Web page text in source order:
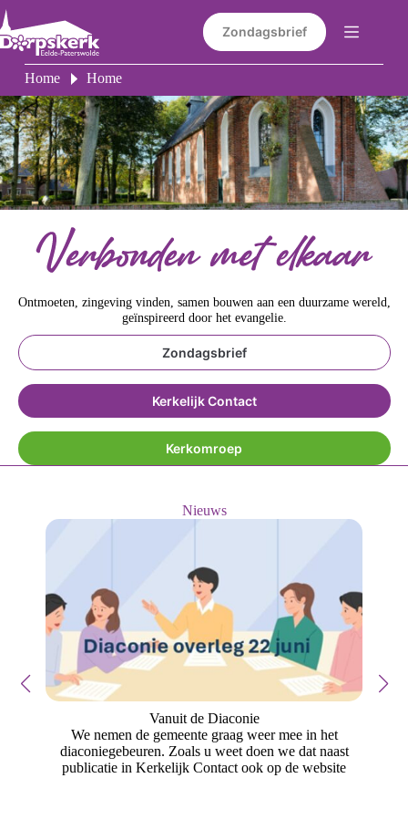
Ga
naar
de
inhoud
Zondagsbrief
Home Home
Ontmoeten, zingeving vinden, samen bouwen aan een duurzame wereld,
geïnspireerd door het evangelie.
Zondagsbrief
Kerkelijk Contact
Kerkomroep
Nieuws
Vanuit de Diaconie
We nemen de gemeente graag weer mee in het
diaconiegebeuren. Zoals u weet doen we dat naast
publicatie in Kerkelijk Contact ook op de website